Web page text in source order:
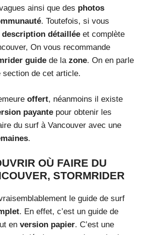
ainsi que des photos
. Toutefois, si vous
description détaillée et complète
On vous recommande
guide de la zone. On en parle
section de cet article.
offert, néanmoins il existe
payante pour obtenir les
du surf à Vancouver avec une
.
OÙ FAIRE DU
STORMRIDER
le guide de surf
. En effet, c’est un guide de
en version papier. C’est une